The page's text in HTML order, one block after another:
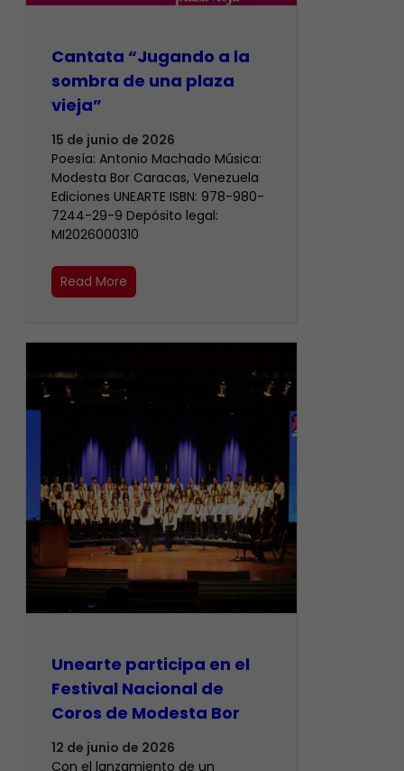
Cantata “Jugando a la
sombra de una plaza
vieja”
15 de junio de 2026
Poesía: Antonio Machado Música:
Modesta Bor Caracas, Venezuela
Ediciones UNEARTE ISBN: 978-980-
7244-29-9 Depósito legal:
MI2026000310
Read More
Unearte participa en el
Festival Nacional de
Coros de Modesta Bor
12 de junio de 2026
​Con el lanzamiento de un